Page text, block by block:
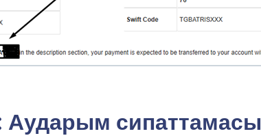
Аударым сипаттамасы